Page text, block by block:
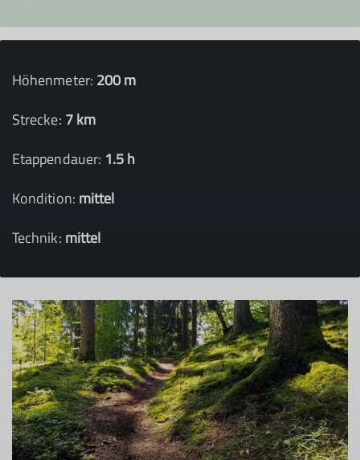
Höhenmeter: 200 m
Strecke: 7 km
Etappendauer: 1.5 h
Kondition: mittel
Technik: mittel